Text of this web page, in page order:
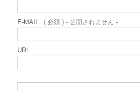
E-MAIL ( 必須 ) - 公開されません -
URL